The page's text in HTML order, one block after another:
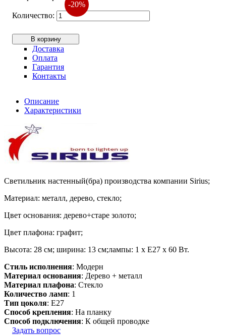
-20%
В корзину
Доставка
Оплата
Гарантия
Контакты
Описание
Характеристики
Светильник настенный(бра) производства компании Sirius;
Материал: металл, дерево, стекло;
Цвет основания: дерево+старе золото;
Цвет плафона: графит;
Высота: 28 см; ширина: 13 см;лампы: 1 х Е27 х 60 Вт.
Стиль исполнения: Модерн
Материал основания: Дерево + металл
Материал плафона: Стекло
Количество ламп: 1
Тип цоколя: E27
Способ крепления: На планку
Способ подключения: К общей проводке
Задать вопрос